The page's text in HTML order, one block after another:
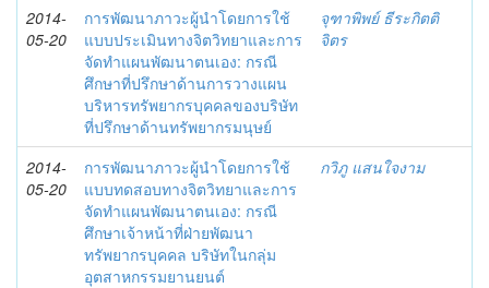
2014-
05-20
การพัฒนาภาวะผู้นำโดยการใช้
แบบประเมินทางจิตวิทยาและการ
จัดทำแผนพัฒนาตนเอง: กรณี
ศึกษาที่ปรึกษาด้านการวางแผน
บริหารทรัพยากรบุคคลของบริษัท
ที่ปรึกษาด้านทรัพยากรมนุษย์
จุฑาพิพย์ ธีระกิตติ
จิตร
2014-
05-20
การพัฒนาภาวะผู้นำโดยการใช้
แบบทดสอบทางจิตวิทยาและการ
จัดทำแผนพัฒนาตนเอง: กรณี
ศึกษาเจ้าหน้าที่ฝ่ายพัฒนา
ทรัพยากรบุคคล บริษัทในกลุ่ม
อุตสาหกรรมยานยนต์
กวิภู แสนใจงาม